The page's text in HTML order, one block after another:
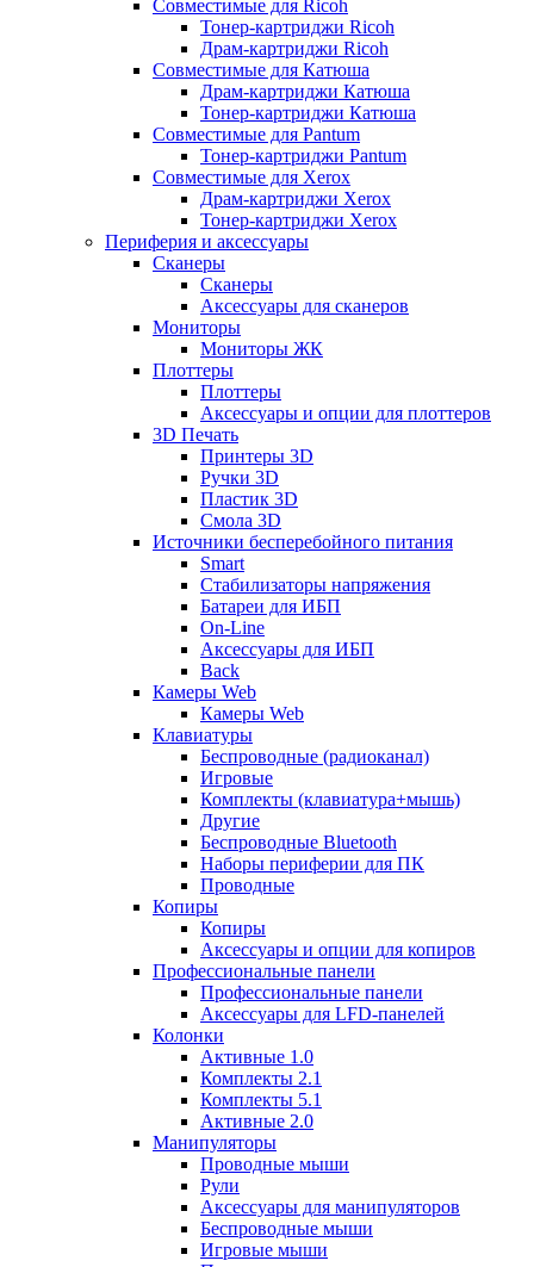
Совместимые для Ricoh
Тонер-картриджи Ricoh
Драм-картриджи Ricoh
Совместимые для Катюша
Драм-картриджи Катюша
Тонер-картриджи Катюша
Совместимые для Pantum
Тонер-картриджи Pantum
Совместимые для Xerox
Драм-картриджи Xerox
Тонер-картриджи Xerox
Периферия и аксессуары
Сканеры
Сканеры
Аксессуары для сканеров
Мониторы
Мониторы ЖК
Плоттеры
Плоттеры
Аксессуары и опции для плоттеров
3D Печать
Принтеры 3D
Ручки 3D
Пластик 3D
Смола 3D
Источники бесперебойного питания
Smart
Стабилизаторы напряжения
Батареи для ИБП
On-Line
Аксессуары для ИБП
Back
Камеры Web
Камеры Web
Клавиатуры
Беспроводные (радиоканал)
Игровые
Комплекты (клавиатура+мышь)
Другие
Беспроводные Bluetooth
Наборы периферии для ПК
Проводные
Копиры
Копиры
Аксессуары и опции для копиров
Профессиональные панели
Профессиональные панели
Аксессуары для LFD-панелей
Колонки
Активные 1.0
Комплекты 2.1
Комплекты 5.1
Активные 2.0
Манипуляторы
Проводные мыши
Рули
Аксессуары для манипуляторов
Беспроводные мыши
Игровые мыши